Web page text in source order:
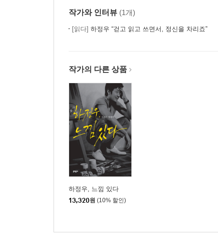
작가와 인터뷰 (1개)
[읽다] 하정우 “걷고 읽고 쓰면서, 정신을 차리죠”
작가의 다른 상품
하정우, 느낌 있다
13,320원 (10% 할인)